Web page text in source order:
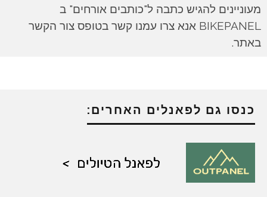
מעוניינים להגיש כתבה ל"כותבים אורחים" ב
BIKEPANEL אנא צרו עמנו קשר בטופס צור הקשר
באתר.
כנסו גם לפאנלים האחרים: